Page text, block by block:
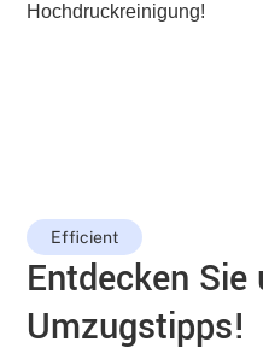
Hochdruckreinigung!
Efficient
Entdecken Sie
Umzugstipps!